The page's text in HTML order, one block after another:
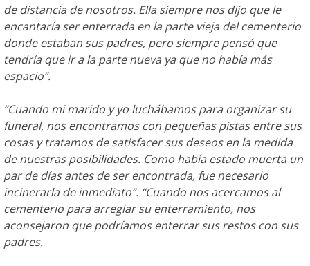
de distancia de nosotros. Ella siempre nos dijo que le
encantaría ser enterrada en la parte vieja del cementerio
donde estaban sus padres, pero siempre pensó que
tendría que ir a la parte nueva ya que no había más
espacio”.
“Cuando mi marido y yo luchábamos para organizar su
funeral, nos encontramos con pequeñas pistas entre sus
cosas y tratamos de satisfacer sus deseos en la medida
de nuestras posibilidades. Como había estado muerta un
par de días antes de ser encontrada, fue necesario
incinerarla de inmediato“. “Cuando nos acercamos al
cementerio para arreglar su enterramiento, nos
aconsejaron que podríamos enterrar sus restos con sus
padres.